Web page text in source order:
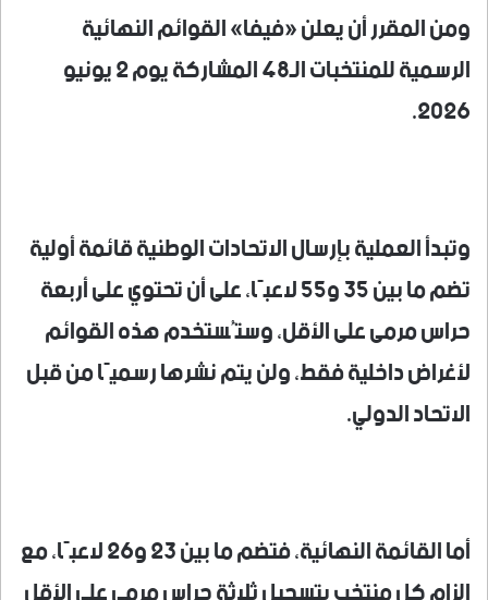
ومن المقرر أن يعلن «فيفا» القوائم النهائية
الرسمية للمنتخبات الـ48 المشاركة يوم 2 يونيو
2026.
وتبدأ العملية بإرسال الاتحادات الوطنية قائمة أولية
تضم ما بين 35 و55 لاعبًا، على أن تحتوي على أربعة
حراس مرمى على الأقل، وستُستخدم هذه القوائم
لأغراض داخلية فقط، ولن يتم نشرها رسميًا من قبل
الاتحاد الدولي.
أما القائمة النهائية، فتضم ما بين 23 و26 لاعبًا، مع